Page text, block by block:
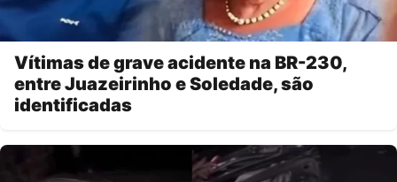
Vítimas de grave acidente na BR-230,
entre Juazeirinho e Soledade, são
identificadas